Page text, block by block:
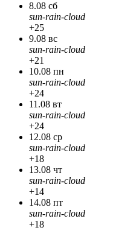
8.08 сб
sun-rain-cloud
+25
9.08 вс
sun-rain-cloud
+21
10.08 пн
sun-rain-cloud
+24
11.08 вт
sun-rain-cloud
+24
12.08 ср
sun-rain-cloud
+18
13.08 чт
sun-rain-cloud
+14
14.08 пт
sun-rain-cloud
+18